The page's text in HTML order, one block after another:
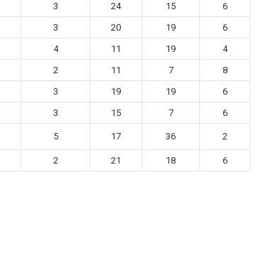
3 24 15
6
3 20 19
6
4 11 19
4
2 11 7
8
3 19 19
6
3 15 7 6
5 17 36 2
2 21 18 6